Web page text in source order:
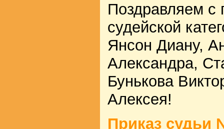
Поздравляем с
судейской
Янсон Диану,
Александра,
Бунькова
Алексея!
Приказ судьи